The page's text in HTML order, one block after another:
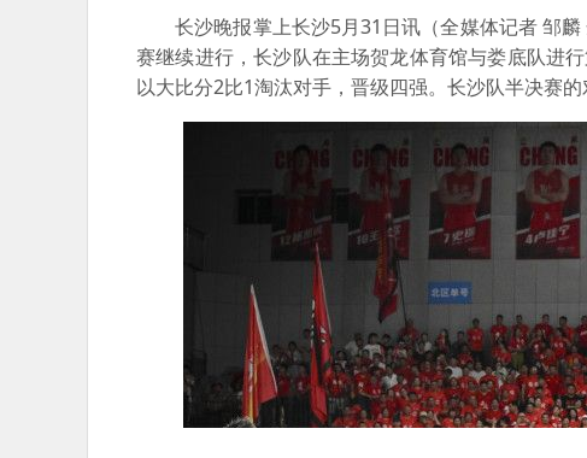
长沙晚报掌上长沙5月31日讯（全媒体记者 邹麟
赛继续进行，长沙队在主场贺龙体育馆与娄底队进
以大比分2比1淘汰对手，晋级四强。长沙队半决赛